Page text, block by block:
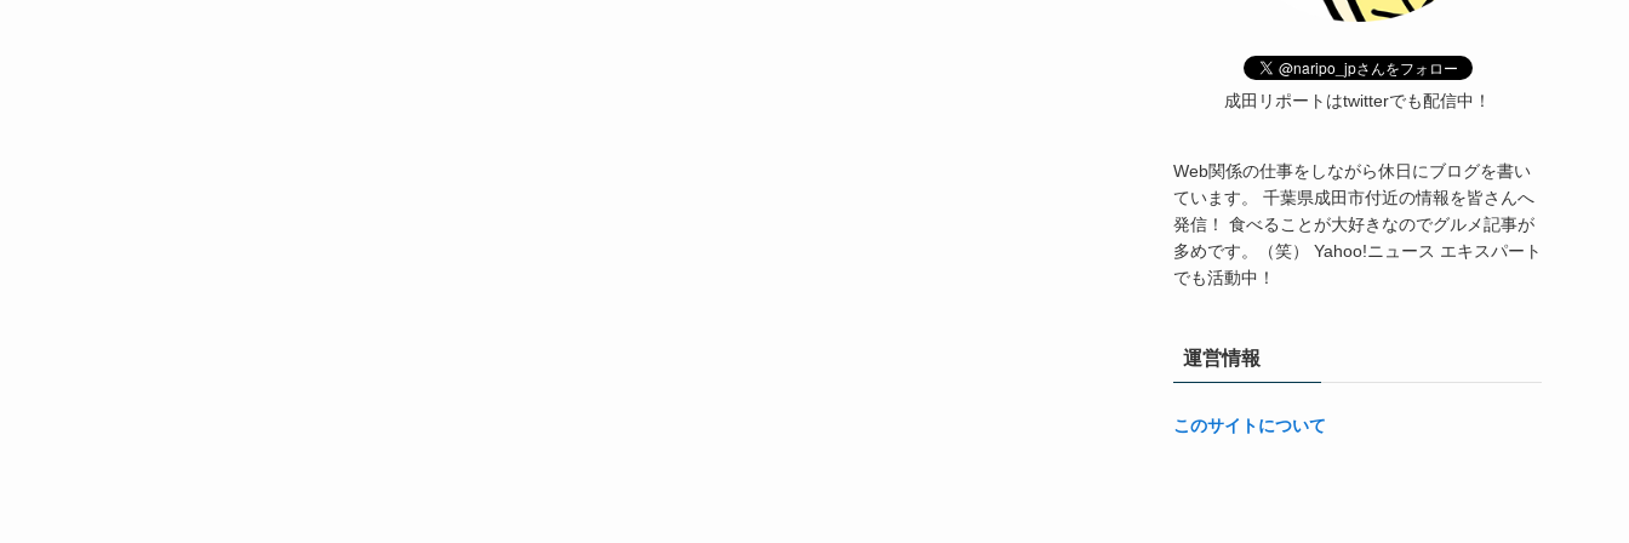
成田リポートはtwitterでも配信中！
Web関係の仕事をしながら休日にブログを書い
ています。 千葉県成田市付近の情報を皆さんへ
発信！ 食べることが大好きなのでグルメ記事が
多めです。（笑） Yahoo!ニュース エキスパート
でも活動中！
運営情報
このサイトについて